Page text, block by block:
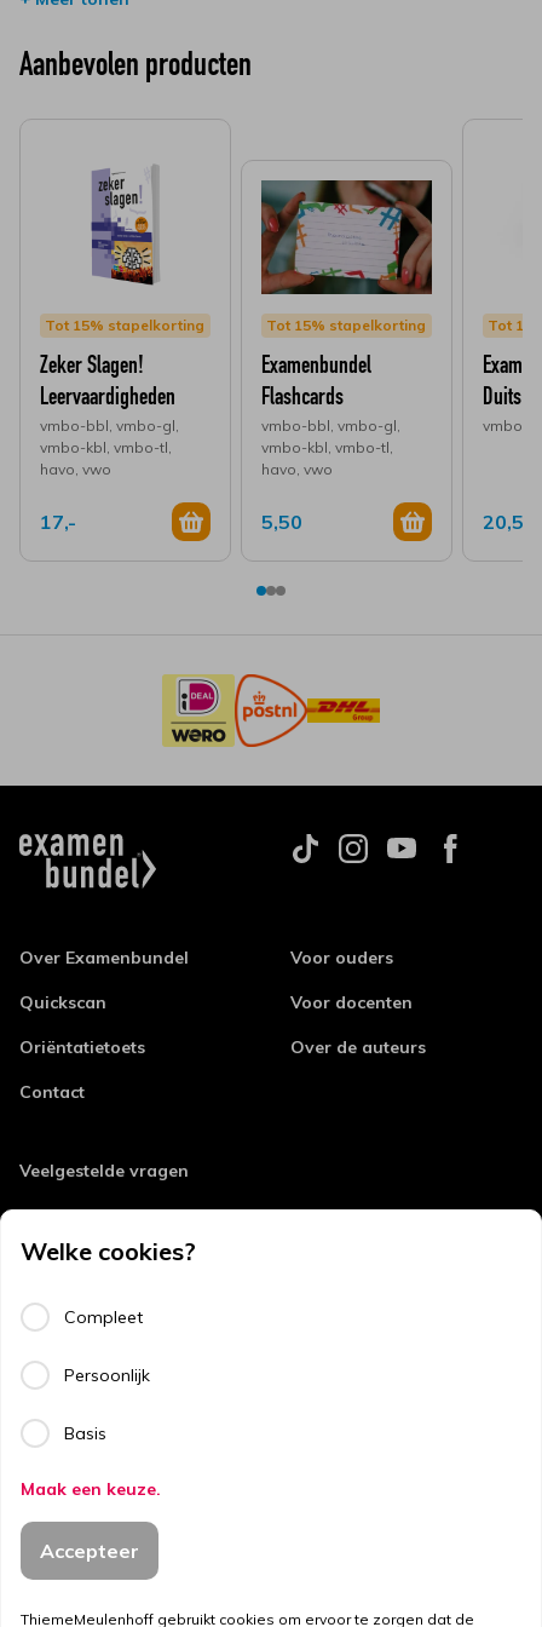
20,50
dan 40 jaarde perfecte voorbereiding op het eindexamen!
Aanbevolen producten
Tot 15% stapelkorting
Zeker Slagen!
Leervaardigheden
vmbo-bbl, vmbo-gl,
vmbo-kbl, vmbo-tl,
havo, vwo
17,-
Tot 15% stapelkorting
Examenbundel
Flashcards
vmbo-bbl, vmbo-gl,
vmbo-kbl, vmbo-tl,
havo, vwo
5,50
Tot
Duits
vmbo-
20,50
Over Examenbundel
Quickscan
Oriëntatietoets
Contact
Voor ouders
Voor docenten
Over de auteurs
Veelgestelde vragen
Retourneren
Errata
Algemene voorwaarden
Privacy
Copyright
Copyright © 2026
ThiemeMeulenhoff.
Welke cookies?
Compleet
Persoonlijk
Basis
Maak een keuze.
Accepteer
ThiemeMeulenhoff gebruikt cookies om ervoor te zorgen dat de